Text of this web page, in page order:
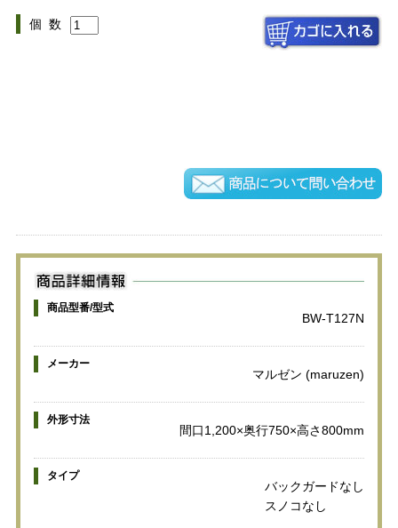
個 数
商品型番/型式
BW-T127N
メーカー
マルゼン (maruzen)
外形寸法
間口1,200×奥行750×高さ800mm
タイプ
バックガードなし
スノコなし